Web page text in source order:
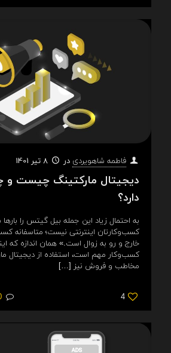
فاطمه شاهویردی در 8 تیر 1401
دیجیتال مارکتینگ چیست و
دارد؟
به احتمال زیاد این جمله بیل گیتس را بارها
کسب‌وکارتان اینترنتی نیست؛ متاسفانه
خارج و رو به زوال است.» همان اندازه که
کسب‌وکار مهم است، استفاده از دیجیتال
مخاطب و فروش نیز […]
4